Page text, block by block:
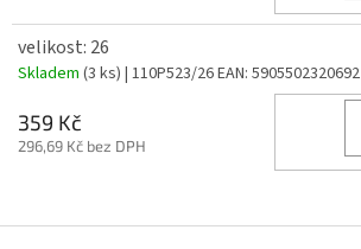
velikost: 26
Skladem (3 ks) | 110P523/26EAN: 5905502320692
359 Kč
296,69 Kč bez DPH